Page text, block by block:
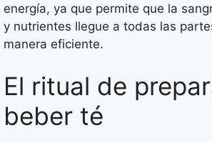
energía, ya que permite que la
y nutrientes llegue a todas las
manera eficiente.
El ritual de
beber té